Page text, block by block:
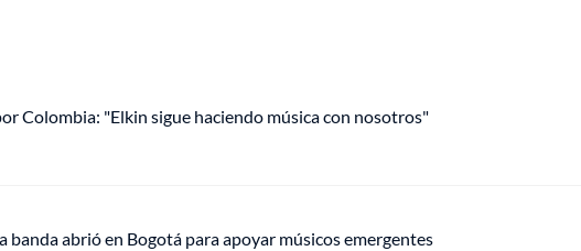
Colombia: "Elkin sigue haciendo música con nosotros"
banda abrió en Bogotá para apoyar músicos emergentes